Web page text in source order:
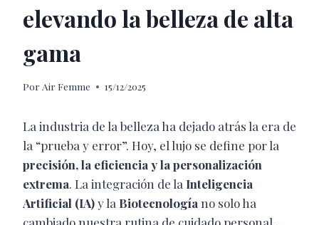
elevando la belleza de alta
gama
Por Air Femme 15/12/2025
La industria de la belleza ha dejado atrás la era de
la “prueba y error”. Hoy, el lujo se define por la
precisión, la eficiencia y la personalización
extrema. La integración de la Inteligencia
Artificial (IA)y la Biotecnología no solo ha